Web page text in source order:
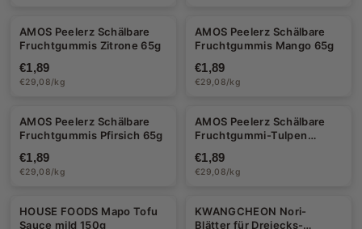
AMOS Peelerz Schälbare
Fruchtgummis Zitrone 65g
€1,89
€29,08/kg
AMOS Peelerz Schälbare
Fruchtgummis Mango 65g
€1,89
€29,08/kg
AMOS Peelerz Schälbare
Fruchtgummis Pfirsich 65g
€1,89
€29,08/kg
AMOS Peelerz Schälbare
Fruchtgummi-Tulpen
65g
€1,89
€29,08/kg
HOUSE FOODS Mapo Tofu
Sauce mild 150g
KWANGCHEON Nori-
Blätter für Dreiecks-